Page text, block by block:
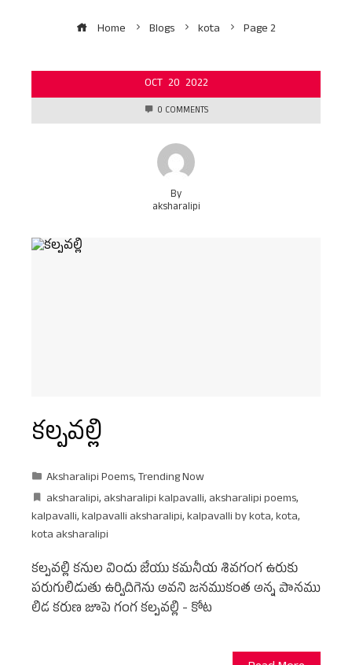
Home Blogs kota Page 2
OCT 20 2022
0 COMMENTS
By
aksharalipi
కల్పవల్లి
Aksharalipi Poems,Trending Now
aksharalipi, aksharalipi kalpavalli, aksharalipi poems,
kalpavalli,kalpavalli aksharalipi,kalpavalli by kota,kota,
kota aksharalipi
కల్పవల్లి కనుల విందు జేయు కమనీయ శివగంగ ఉరుకు
పరుగులిడుతు ఉర్విదిగెను అవని జనముకంత అన్న పానము
లిడ కరుణ జూపె గంగ కల్పవల్లి - కోట